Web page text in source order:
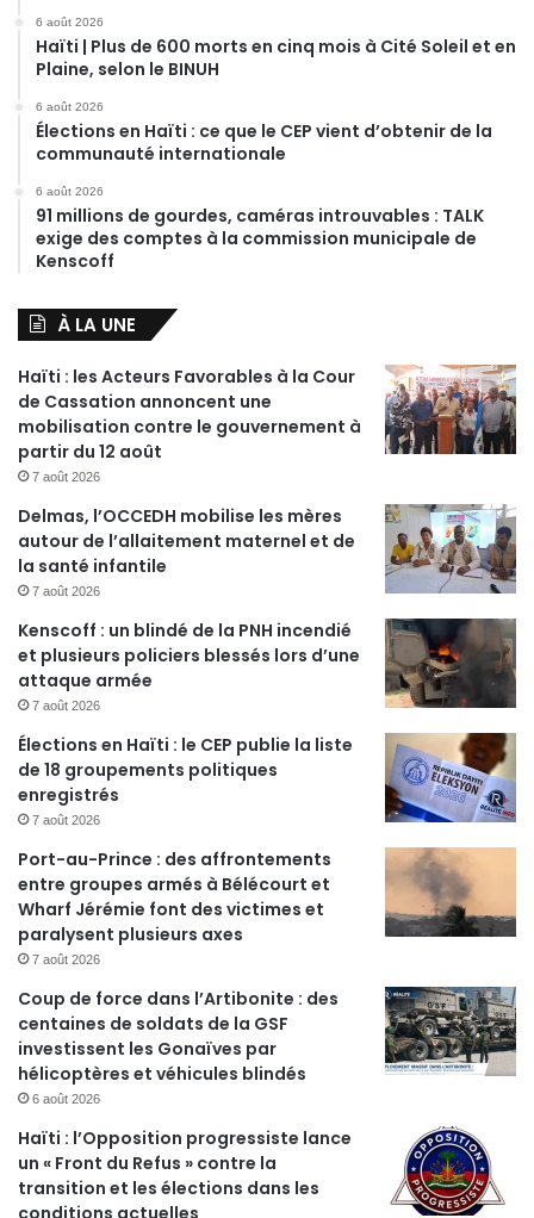
6 août 2026
Haïti | Plus de 600 morts en cinq mois à Cité Soleil et en
Plaine, selon le BINUH
6 août 2026
Élections en Haïti : ce que le CEP vient d’obtenir de la
communauté internationale
6 août 2026
91 millions de gourdes, caméras introuvables : TALK
exige des comptes à la commission municipale de
Kenscoff
À LA UNE
Haïti : les Acteurs Favorables à la Cour
de Cassation annoncent une
mobilisation contre le gouvernement à
partir du 12 août
7 août 2026
Delmas, l’OCCEDH mobilise les mères
autour de l’allaitement maternel et de
la santé infantile
7 août 2026
Kenscoff : un blindé de la PNH incendié
et plusieurs policiers blessés lors d’une
attaque armée
7 août 2026
Élections en Haïti : le CEP publie la liste
de 18 groupements politiques
enregistrés
7 août 2026
Port-au-Prince : des affrontements
entre groupes armés à Bélécourt et
Wharf Jérémie font des victimes et
paralysent plusieurs axes
7 août 2026
Coup de force dans l’Artibonite : des
centaines de soldats de la GSF
investissent les Gonaïves par
hélicoptères et véhicules blindés
6 août 2026
Haïti : l’Opposition progressiste lance
un « Front du Refus » contre la
transition et les élections dans les